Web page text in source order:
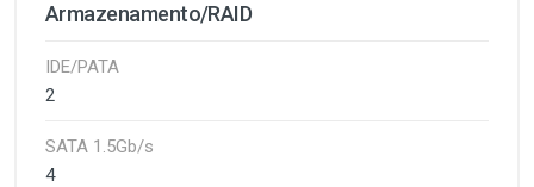
Armazenamento/RAID
IDE/PATA
2
SATA 1.5Gb/s
4